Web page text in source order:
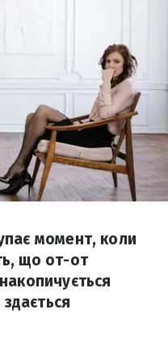
момент, коли
що от-от